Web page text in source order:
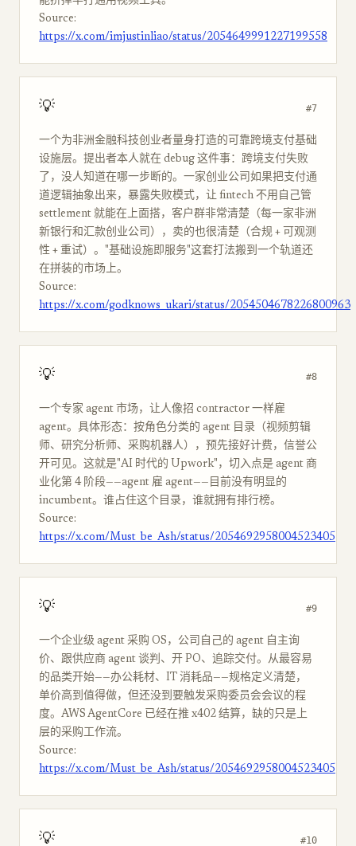
Source:
https://x.com/imjustinliao/status/2054649991227199558
💡 #7
一个为非洲金融科技创业者量身打造的可靠跨境支付基础
设施层。提出者本人就在 debug 这件事：跨境支付失败
了，没人知道在哪一步断的。一家创业公司如果把支付通
道逻辑抽象出来，暴露失败模式，让 fintech 不用自己管
settlement 就能在上面搭，客户群非常清楚（每一家非洲
新银行和汇款创业公司），卖的也很清楚（合规 + 可观测
性 + 重试）。"基础设施即服务"这套打法搬到一个轨道还
在拼装的市场上。
Source:
https://x.com/godknows_ukari/status/2054504678226800963
💡 #8
一个专家 agent 市场，让人像招 contractor 一样雇
agent。具体形态：按角色分类的 agent 目录（视频剪辑
师、研究分析师、采购机器人），预先接好计费，信誉公
开可见。这就是"AI 时代的 Upwork"，切入点是 agent 商
业化第 4 阶段——agent 雇 agent——目前没有明显的
incumbent。谁占住这个目录，谁就拥有排行榜。
Source:
https://x.com/Must_be_Ash/status/2054692958004523405
💡 #9
一个企业级 agent 采购 OS，公司自己的 agent 自主询
价、跟供应商 agent 谈判、开 PO、追踪交付。从最容易
的品类开始——办公耗材、IT 消耗品——规格定义清楚，
单价高到值得做，但还没到要触发采购委员会会议的程
度。AWS AgentCore 已经在推 x402 结算，缺的只是上
层的采购工作流。
Source:
https://x.com/Must_be_Ash/status/2054692958004523405
💡 #10